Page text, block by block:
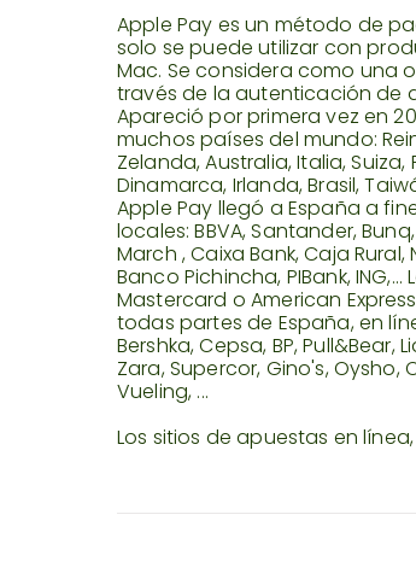
Apple Pay es un método de
solo se puede utilizar con
Mac. Se considera como
través de la autenticación de
Apareció por primera vez en
muchos países del mundo:
Zelanda, Australia, Italia,
Dinamarca, Irlanda, Brasil,
Apple Pay llegó a España a
locales: BBVA, Santander,
March , Caixa Bank, Caja
Banco Pichincha, PIBank,
Mastercard o American
todas partes de España, en
Bershka, Cepsa, BP, Pull&Bear,
Zara, Supercor, Gino's, Oysho,
Vueling, ...
Los sitios de apuestas en